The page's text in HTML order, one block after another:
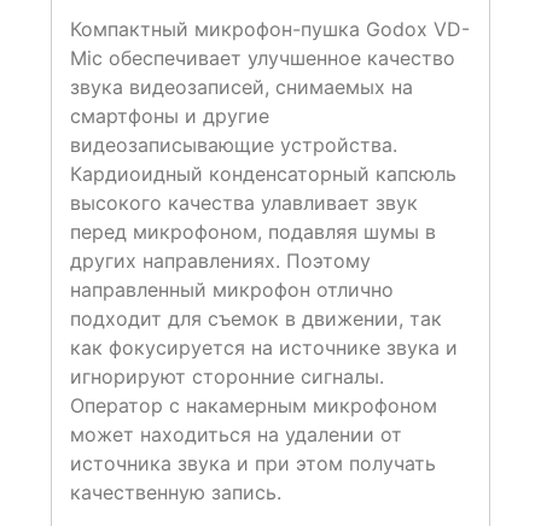
Компактный микрофон-пушка Godox VD-
Mic обеспечивает улучшенное качество
звука видеозаписей, снимаемых на
смартфоны и другие
видеозаписывающие устройства.
Кардиоидный конденсаторный капсюль
высокого качества улавливает звук
перед микрофоном, подавляя шумы в
других направлениях. Поэтому
направленный микрофон отлично
подходит для съемок в движении, так
как фокусируется на источнике звука и
игнорируют сторонние сигналы.
Оператор с накамерным микрофоном
может находиться на удалении от
источника звука и при этом получать
качественную запись.